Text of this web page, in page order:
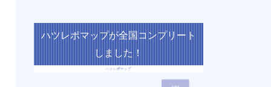
ハツレポマップが全国コンプリート
しました！